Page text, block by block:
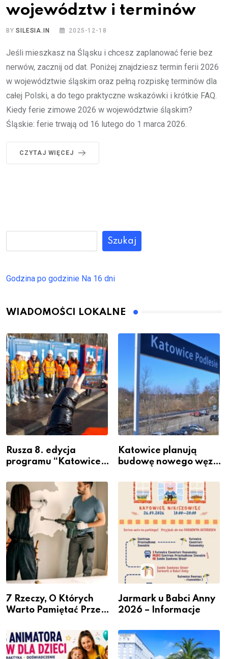
województw i terminów
BYSILESIA.IN 2025-12-18
Jeśli mieszkasz na Śląsku i chcesz zaplanować ferie bez
nerwów, zacznij od dat. Poniżej znajdziesz termin ferii 2026
w województwie śląskim oraz pełną rozpiskę terminów dla
całej Polski, a do tego praktyczne wskazówki i krótkie FAQ.
Kiedy ferie zimowe 2026 w województwie śląskim?
Śląskie: ferie trwają od 16 lutego do 1 marca 2026.
CZYTAJ WIĘCEJ
Szukaj
Godzina po godzinie Na 16 dni
WIADOMOŚCI LOKALNE
Rusza 8. edycja
programu “Katowice
– nabór dla
przedsiębiorców
Katowice planują
budowę nowego węzła
Podlesiu
7 Rzeczy, O Których
Warto Pamiętać Przed
Jarmark u Babci Anny
2026 – Informacje